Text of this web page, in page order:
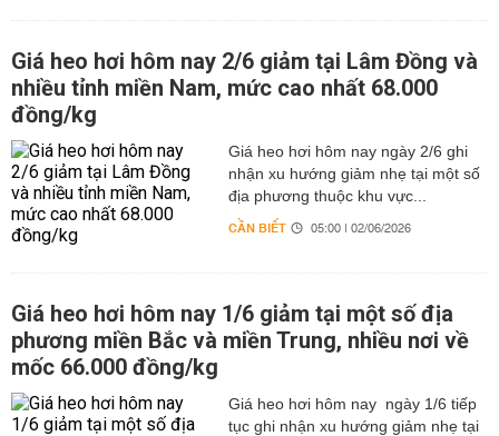
Giá heo hơi hôm nay 2/6 giảm tại Lâm Đồng và
nhiều tỉnh miền Nam, mức cao nhất 68.000
đồng/kg
Giá heo hơi hôm nay ngày 2/6 ghi
nhận xu hướng giảm nhẹ tại một số
địa phương thuộc khu vực...
CẦN BIẾT 05:00 | 02/06/2026
Giá heo hơi hôm nay 1/6 giảm tại một số địa
phương miền Bắc và miền Trung, nhiều nơi về
mốc 66.000 đồng/kg
Giá heo hơi hôm nay ngày 1/6 tiếp
tục ghi nhận xu hướng giảm nhẹ tại